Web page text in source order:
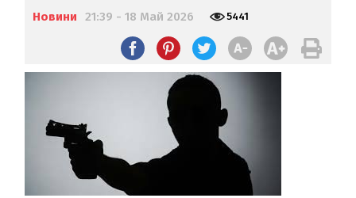
Новини 21:39 - 18 Май 2026 5441